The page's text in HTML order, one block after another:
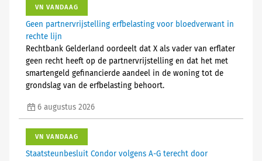
VN VANDAAG
Geen partnervrijstelling erfbelasting voor bloedverwant in
rechte lijn
Rechtbank Gelderland oordeelt dat X als vader van erflater
geen recht heeft op de partnervrijstelling en dat het met
smartengeld gefinancierde aandeel in de woning tot de
grondslag van de erfbelasting behoort.
6 augustus 2026
VN VANDAAG
Staatsteunbesluit Condor volgens A-G terecht door